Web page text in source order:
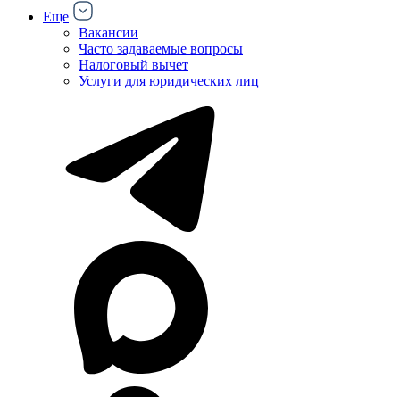
Еще
Вакансии
Часто задаваемые вопросы
Налоговый вычет
Услуги для юридических лиц